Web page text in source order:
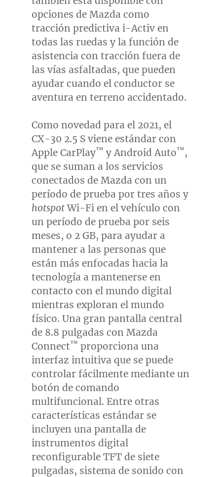
opciones de Mazda como
tracción predictiva i-Activ en
todas las ruedas y la función de
asistencia con tracción fuera de
las vías asfaltadas, que pueden
ayudar cuando el conductor se
aventura en terreno accidentado.
Como novedad para el 2021, el
CX-30 2.5 S viene estándar con
Apple CarPlay™ y Android Auto™,
que se suman a los servicios
conectados de Mazda con un
período de prueba por tres años y
hotspotWi-Fi en el vehículo con
un período de prueba por seis
meses, o 2 GB, para ayudar a
mantener a las personas que
están más enfocadas hacia la
tecnología a mantenerse en
contacto con el mundo digital
mientras exploran el mundo
físico. Una gran pantalla central
de 8.8 pulgadas con Mazda
Connect™ proporciona una
interfaz intuitiva que se puede
controlar fácilmente mediante un
botón de comando
multifuncional. Entre otras
características estándar se
incluyen una pantalla de
instrumentos digital
reconfigurable TFT de siete
pulgadas, sistema de sonido con